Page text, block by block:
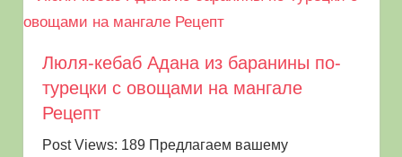
Люля-кебаб Адана из баранины по-
турецки с овощами на мангале
Рецепт
Post Views: 189 Предлагаем вашему